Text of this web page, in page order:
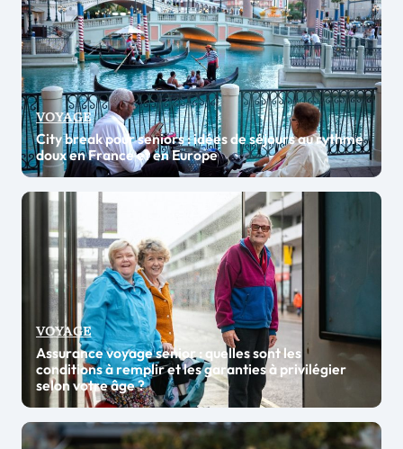
VOYAGE
City break pour seniors : idées de séjours au rythme
doux en France et en Europe
VOYAGE
Assurance voyage senior : quelles sont les
conditions à remplir et les garanties à privilégier
selon votre âge ?